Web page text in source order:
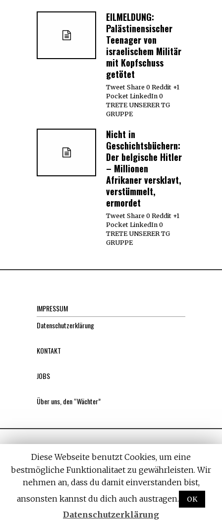
EILMELDUNG:
Palästinensischer
Teenager von
israelischem Militär
mit Kopfschuss
getötet
Tweet Share 0 Reddit +1
Pocket LinkedIn 0
TRETE UNSERER TG
GRUPPE
Nicht in
Geschichtsbüchern:
Der belgische Hitler
– Millionen
Afrikaner versklavt,
verstümmelt,
ermordet
Tweet Share 0 Reddit +1
Pocket LinkedIn 0
TRETE UNSERER TG
GRUPPE
IMPRESSUM
Datenschutzerklärung
KONTAKT
JOBS
Über uns, den “Wächter”
All rights reserved. Designed by Withemes
Diese Webseite benutzt Cookies, um eine
bestmögliche Funktionalitaet zu gewährleisten. Wir
nehmen an, dass du damit einverstanden bist,
ansonsten kannst du dich auch austragen.
OK
Datenschutzerklärung